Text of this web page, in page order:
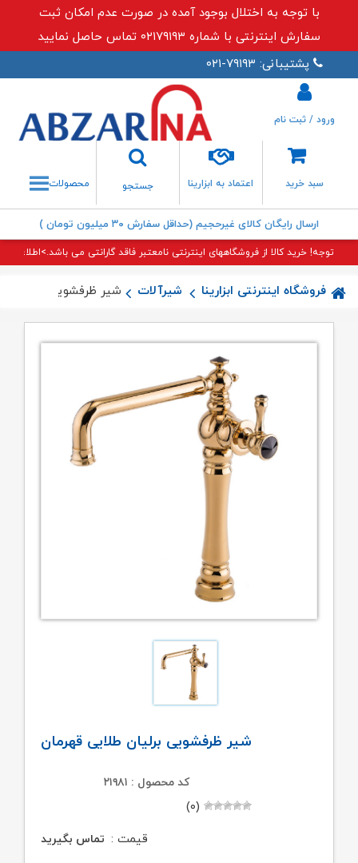
با توجه به اختلال بوجود آمده در صورت عدم امکان ثبت
سفارش اینترنتی با شماره ۰۲۱۷۹۱۹۳ تماس حاصل نمایید
پشتیبانی: ۷۹۱۹۳-۰۲۱
سبد خرید اعتماد به ابزارینا
جستجو
جستجو
ورود / ثبت نام
محصولات
ارسال رایگان کالای غیرحجیم (حداقل سفارش ۳۰ میلیون تومان )
توجه! خرید کالا از فروشگاههای اینترنتی نامعتبر فاقد گارانتی می باشد.>اطلاعات
فروشگاه اینترنتی ابزارینا شیرآلات شیر ظرفشویی برلیان
شیر ظرفشویی برلیان طلایی قهرمان
کد محصول : ۲۱۹۸۱
(۰)
قیمت : تماس بگیرید